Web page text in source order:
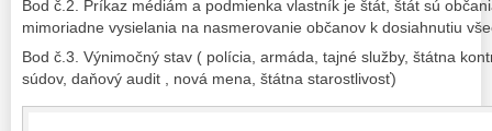
Bod č.2. Príkaz médiám a podmienka vlastník je štát, štát sú
mimoriadne vysielania na nasmerovanie občanov k dosiahnutiu
Bod č.3. Výnimočný stav ( polícia, armáda, tajné služby, štátna
súdov, daňový audit , nová mena, štátna starostlivosť)